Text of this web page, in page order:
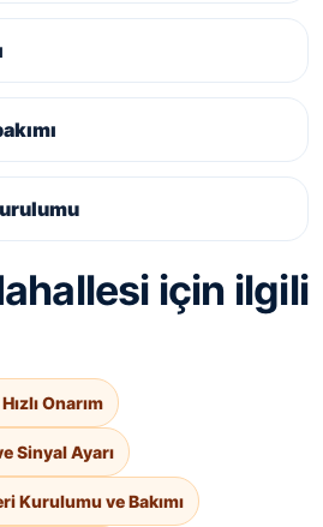
için ilgili
Onarım
Sinyal Ayarı
Kurulumu ve Bakımı